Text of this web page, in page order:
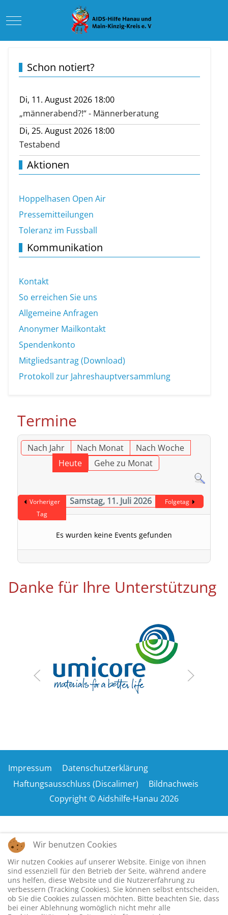
Mobile Menu Toggle
Schon notiert?
Di, 11. August 2026 18:00
„männerabend?!“ - Männerberatung
Di, 25. August 2026 18:00
Testabend
Aktionen
Hoppelhasen Open Air
Pressemitteilungen
Toleranz im Fussball
Kommunikation
Kontakt
So erreichen Sie uns
Allgemeine Anfragen
Anonymer Mailkontakt
Spendenkonto
Mitgliedsantrag (Download)
Protokoll zur Jahreshauptversammlung
Termine
Nach Jahr Nach Monat
Nach Woche
Heute
Gehe zu Monat
Vorheriger
Tag
Samstag, 11. Juli 2026 Folgetag
Es wurden keine Events gefunden
Danke für Ihre Unterstützung
Impressum
Datenschutzerklärung
Haftungsausschluss (Discalimer)
Bildnachweis
Copyright © Aidshilfe-Hanau 2026
Wir benutzen Cookies
Wir nutzen Cookies auf unserer Website. Einige von ihnen
sind essenziell für den Betrieb der Seite, während andere
uns helfen, diese Website und die Nutzererfahrung zu
verbessern (Tracking Cookies). Sie können selbst entscheiden,
ob Sie die Cookies zulassen möchten. Bitte beachten Sie, dass
bei einer Ablehnung womöglich nicht mehr alle